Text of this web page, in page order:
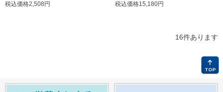
税込価格2,508円 税込価格15,180円
16件あります